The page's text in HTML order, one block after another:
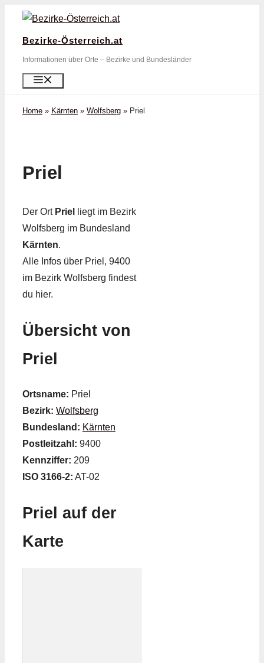
Zum
springen
Bezirke-Österreich.at
Informationen über Orte – Bezirke und Bundesländer
Home » Kärnten » Wolfsberg » Priel
Priel
Der Ort Priel
liegt im Bezirk
Wolfsberg im Bundesland
Kärnten.
Alle Infos über Priel, 9400
im Bezirk Wolfsberg findest
du hier.
Übersicht von
Priel
Ortsname: Priel
Bezirk: Wolfsberg
Bundesland: Kärnten
Postleitzahl: 9400
Kennziffer: 209
ISO 3166-2: AT-02
Priel auf der
Karte